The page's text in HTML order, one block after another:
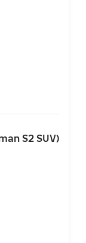
S2 SUV)
S2 SUV)